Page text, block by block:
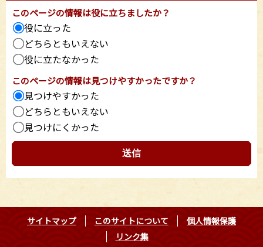
このページの情報は役に立ちましたか？
役に立った
どちらともいえない
役に立たなかった
このページの情報は見つけやすかったですか？
見つけやすかった
どちらともいえない
見つけにくかった
サイトマップ このサイトについて
個人情報保護
リンク集